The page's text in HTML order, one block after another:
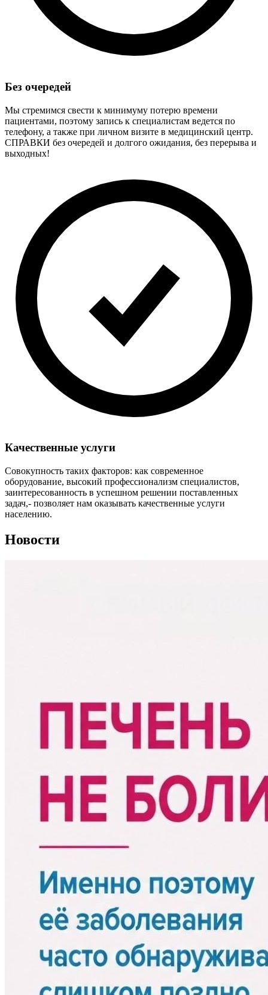
Без очередей
Мы стремимся свести к минимуму потерю времени
пациентами, поэтому запись к специалистам ведется по
телефону, а также при личном визите в медицинский центр.
СПРАВКИ без очередей и долгого ожидания, без перерыва и
выходных!
Качественные услуги
Совокупность таких факторов: как современное
оборудование, высокий профессионализм специалистов,
заинтересованность в успешном решении поставленных
задач,- позволяет нам оказывать качественные услуги
населению.
Новости